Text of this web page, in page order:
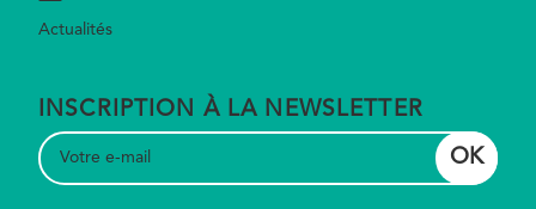
Actualités
INSCRIPTION À LA NEWSLETTER